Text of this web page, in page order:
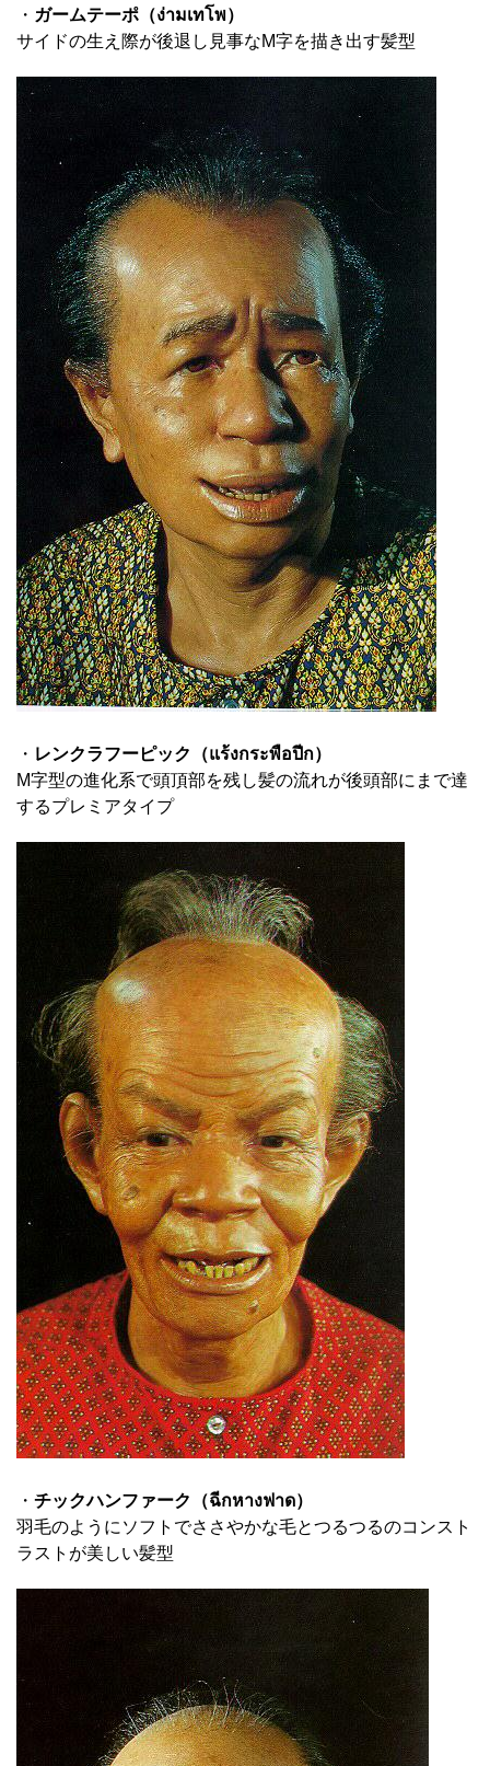
・ ガームテーポ（ง่ามเทโพ）
サイドの生え際が後退し見事なM字を描き出す髪型
・ レンクラフーピック（แร้งกระพือปีก）
M字型の進化系で頭頂部を残し髪の流れが後頭部にまで達
するプレミアタイプ
・ チックハンファーク（ฉีกหางฟาด）
羽毛のようにソフトでささやかな毛とつるつるのコンスト
ラストが美しい髪型